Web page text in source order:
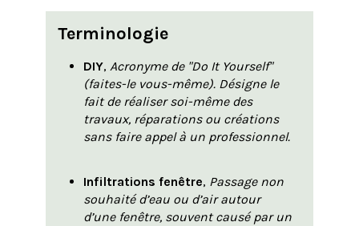
Terminologie
DIY, Acronyme de "Do It Yourself"
(faites-le vous-même). Désigne le
fait de réaliser soi-même des
travaux, réparations ou créations
sans faire appel à un professionnel.
Infiltrations fenêtre, Passage non
souhaité d’eau ou d’air autour
d’une fenêtre, souvent causé par un